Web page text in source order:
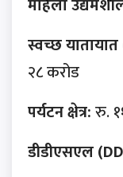
स्वच्छ
२८ करोड
पर्यटन क्षेत्र:रु.
डीडीएसएल